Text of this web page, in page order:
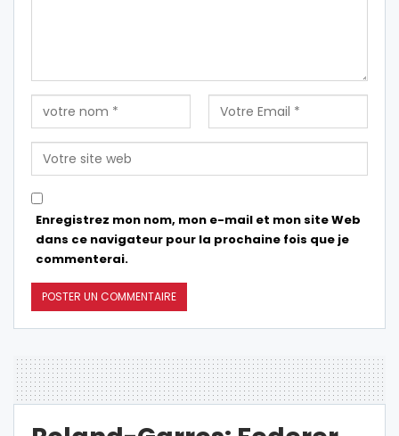
Enregistrez mon nom, mon e-mail et mon site Web
dans ce navigateur pour la prochaine fois que je
commenterai.